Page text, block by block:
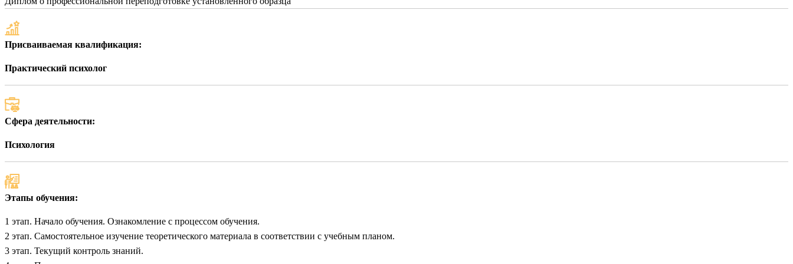
Присваиваемая квалификация:
Практический психолог
Сфера деятельности:
Психология
Этапы обучения:
1 этап. Начало обучения. Ознакомление с процессом обучения.
2 этап. Самостоятельное изучение теоретического материала в соответствии с учебным планом.
3 этап. Текущий контроль знаний.